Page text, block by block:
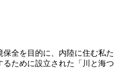
全を目的に、内陸に住む私た
ために設立された「川と海つ